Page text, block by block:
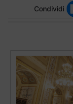
Condividi